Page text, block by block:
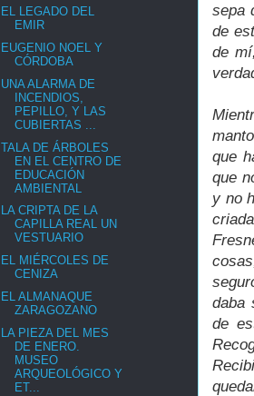
sepa
de
de
que
que
y no
daba
de
EL LEGADO DEL
EMIR
EUGENIO NOEL Y
CÓRDOBA
UNA ALARMA DE
INCENDIOS,
PEPILLO, Y LAS
CUBIERTAS ...
TALA DE ÁRBOLES
EN EL CENTRO DE
EDUCACIÓN
AMBIENTAL
LA CRIPTA DE LA
CAPILLA REAL UN
VESTUARIO
EL MIÉRCOLES DE
CENIZA
EL ALMANAQUE
ZARAGOZANO
LA PIEZA DEL MES
DE ENERO.
MUSEO
ARQUEOLÓGICO Y
ET...